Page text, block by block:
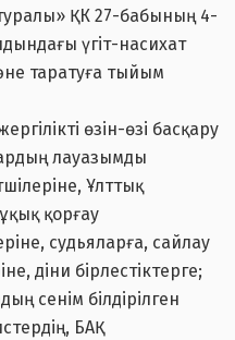
ҚК 27-бабының 4-
үгіт-насихат
таратуға тыйым
өзін-өзі басқару
лауазымды
Ұлттық
қорғау
судьяларға, сайлау
діни бірлестіктерге;
сенім білдірілген
БАҚ